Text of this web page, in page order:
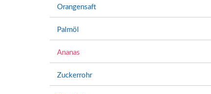
Orangensaft
Palmöl
Ananas
Zuckerrohr